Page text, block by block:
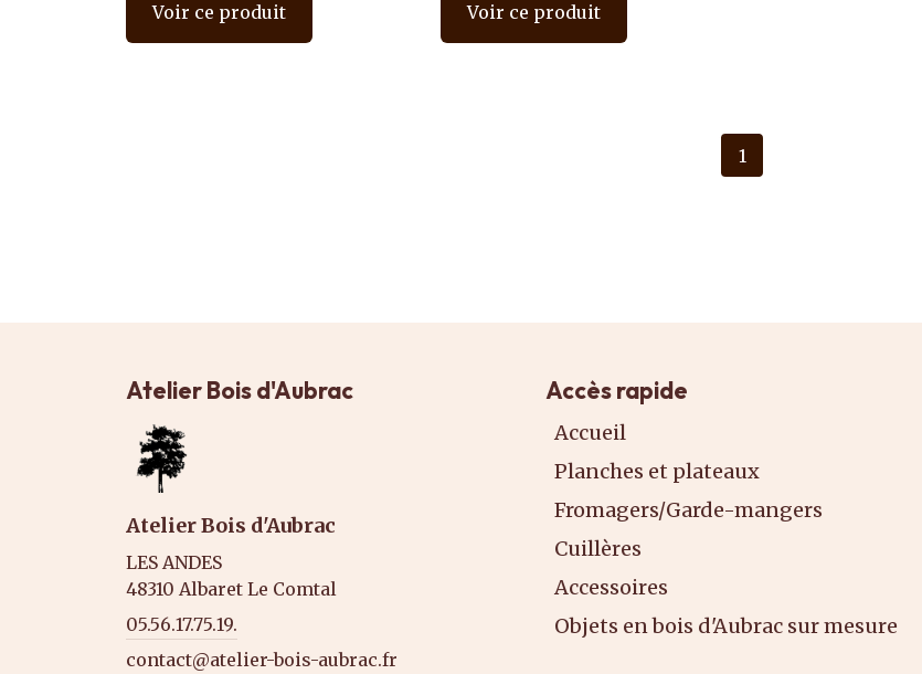
Voir ce produit Voir ce produit
1
Atelier Bois d'Aubrac
Atelier Bois d'Aubrac
LES ANDES
48310 Albaret Le Comtal
05.56.17.75.19.
contact@atelier-bois-aubrac.fr
Accès rapide
Accueil
Planches et plateaux
Fromagers/Garde-mangers
Cuillères
Accessoires
Objets en bois d'Aubrac sur mesure